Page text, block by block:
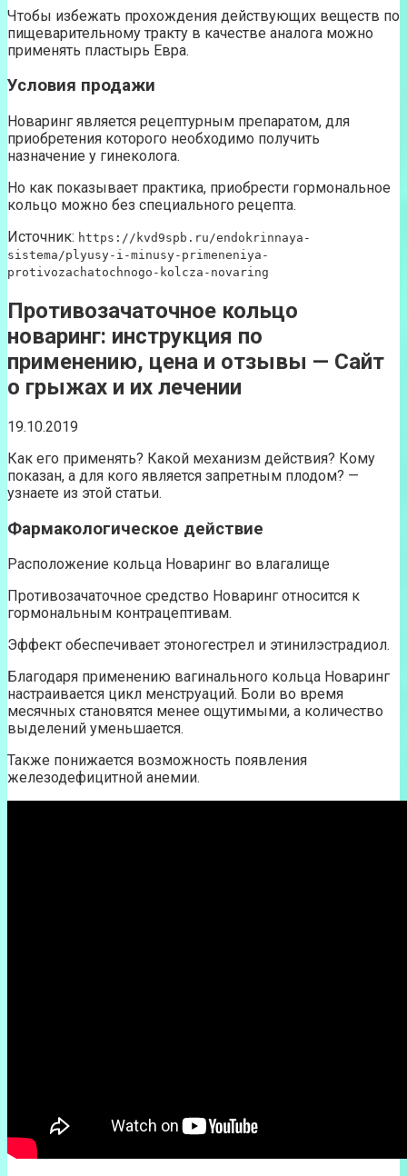
Чтобы избежать прохождения действующих веществ по
пищеварительному тракту в качестве аналога можно
применять пластырь Евра.
Условия продажи
Новаринг является рецептурным препаратом, для
приобретения которого необходимо получить
назначение у гинеколога.
Но как показывает практика, приобрести гормональное
кольцо можно без специального рецепта.
Источник: https://kvd9spb.ru/endokrinnaya-
sistema/plyusy-i-minusy-primeneniya-
protivozachatochnogo-kolcza-novaring
Противозачаточное кольцо
новаринг: инструкция по
применению, цена и отзывы — Сайт
о грыжах и их лечении
19.10.2019
Как его применять? Какой механизм действия? Кому
показан, а для кого является запретным плодом? —
узнаете из этой статьи.
Фармакологическое действие
Расположение кольца Новаринг во влагалище
Противозачаточное средство Новаринг относится к
гормональным контрацептивам.
Эффект обеспечивает этоногестрел и этинилэстрадиол.
Благодаря применению вагинального кольца Новаринг
настраивается цикл менструаций. Боли во время
месячных становятся менее ощутимыми, а количество
выделений уменьшается.
Также понижается возможность появления
железодефицитной анемии.